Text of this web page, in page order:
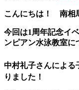
こんにちは！ 南相
今回は1周年記念イ
ンピアン水泳教室に
中村礼子さんによる
りました！